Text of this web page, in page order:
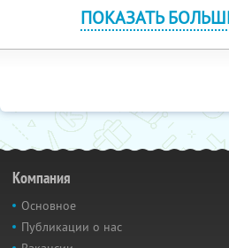
ПОКАЗАТЬ
Компания
Основное
Публикации о нас